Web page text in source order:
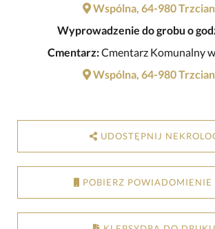
Wspólna, 64-980
Wyprowadzenie do grobu o
Cmentarz:Cmentarz Komunalny
Wspólna, 64-980
UDOSTĘPNIJ
POBIERZ POWIADOMIENIE